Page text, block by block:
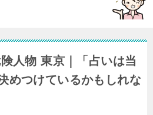
人物 東京｜「占いは当
めつけているかもしれな